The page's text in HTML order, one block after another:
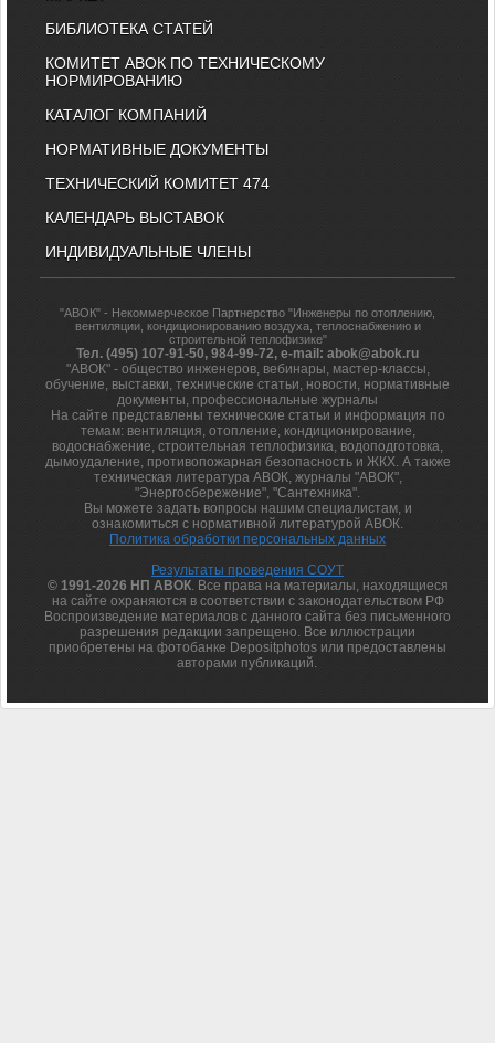
БИБЛИОТЕКА СТАТЕЙ
КОМИТЕТ АВОК ПО ТЕХНИЧЕСКОМУ
НОРМИРОВАНИЮ
КАТАЛОГ КОМПАНИЙ
НОРМАТИВНЫЕ ДОКУМЕНТЫ
ТЕХНИЧЕСКИЙ КОМИТЕТ 474
КАЛЕНДАРЬ ВЫСТАВОК
ИНДИВИДУАЛЬНЫЕ ЧЛЕНЫ
"АВОК" - Некоммерческое Партнерство "Инженеры по отоплению,
вентиляции, кондиционированию воздуха, теплоснабжению и
строительной теплофизике"
Тел. (495) 107-91-50, 984-99-72, e-mail: abok@abok.ru
"АВОК" - общество инженеров, вебинары, мастер-классы,
обучение, выставки, технические статьи, новости, нормативные
документы, профессиональные журналы
На сайте представлены технические статьи и информация по
темам: вентиляция, отопление, кондиционирование,
водоснабжение, строительная теплофизика, водоподготовка,
дымоудаление, противопожарная безопасность и ЖКХ. А также
техническая литература АВОК, журналы "АВОК",
"Энергосбережение", "Сантехника".
Вы можете задать вопросы нашим специалистам, и
ознакомиться с нормативной литературой АВОК.
Политика обработки персональных данных
Результаты проведения СОУТ
© 1991-2026 НП АВОК. Все права на материалы, находящиеся
на сайте охраняются в соответствии с законодательством РФ
Воспроизведение материалов с данного сайта без письменного
разрешения редакции запрещено. Все иллюстрации
приобретены на фотобанке Depositphotos или предоставлены
авторами публикаций.